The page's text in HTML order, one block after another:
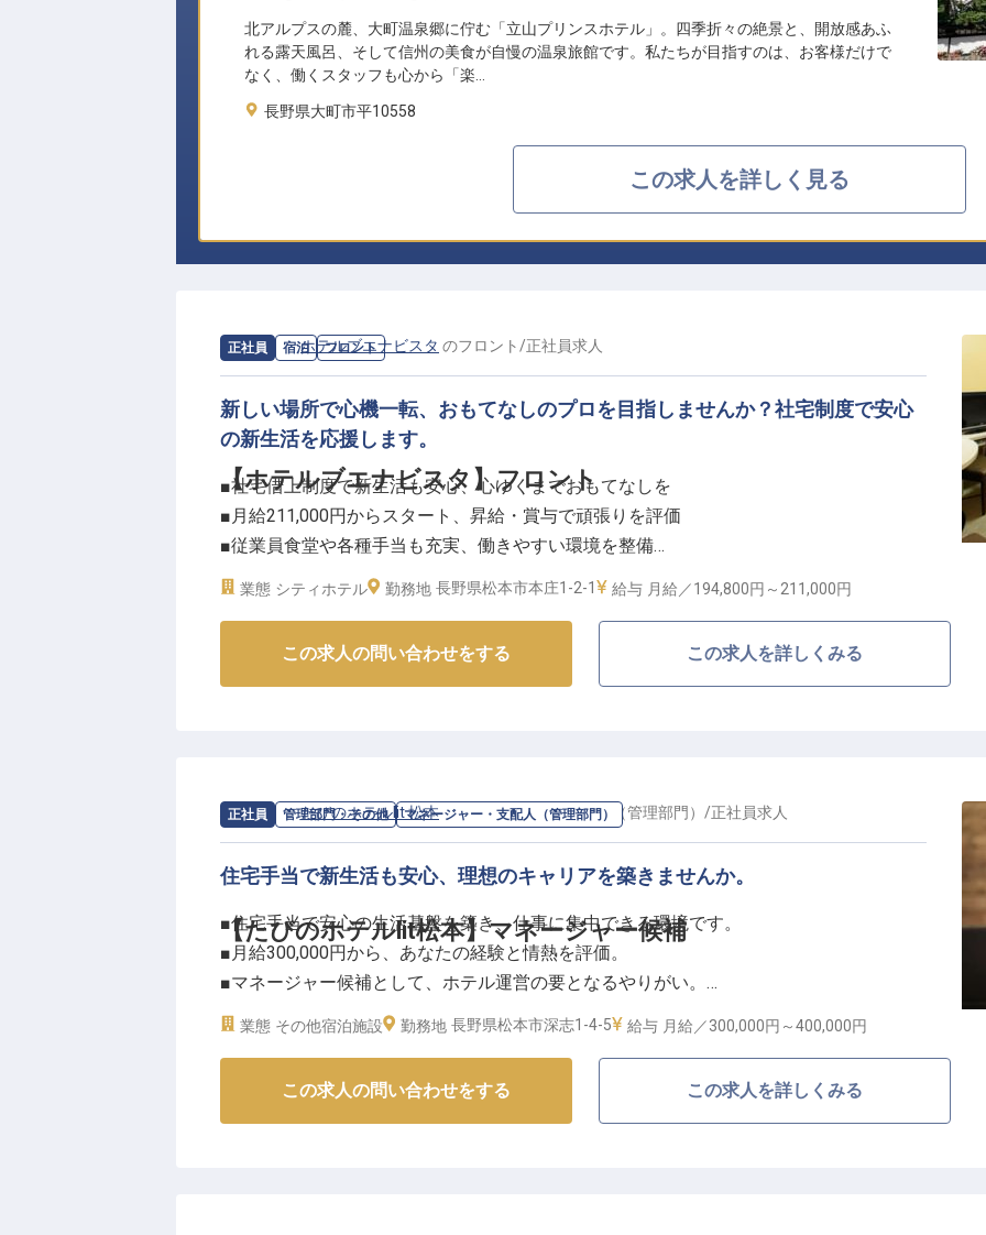
北アルプスの麓、大町温泉郷に佇む「立山プリンスホテル」。四季折々の絶景と、開放感あふ
れる露天風呂、そして信州の美食が自慢の温泉旅館です。私たちが目指すのは、お客様だけで
なく、働くスタッフも心から「楽…
長野県大町市平10558
この求人を詳しく見る
正社員 宿泊 フロント
【ホテルブエナビスタ】フロント
求人情報：ホテルブエナビスタ のフロント /正社員求人
新しい場所で心機一転、おもてなしのプロを目指しませんか？社宅制度で安心
の新生活を応援します。
■社宅借上制度で新生活も安心、心ゆくまでおもてなしを
■月給211,000円からスタート、昇給・賞与で頑張りを評価
■従業員食堂や各種手当も充実、働きやすい環境を整備
■年間休日110日、育児休暇などプライベートも大切に
お客様の笑顔のために、心を込めたおもてなしを追求する当施設。フロント業務からレス
トラン、宴会場でのサービス、さらにはメニュー企画まで、多岐にわたる業務を通じて、
貢献してください。
ーー【安心して長く働ける充実の環境】
度をはじめ、食事手当や家族手当、退職金制度など充実した福利厚生をご用意。
年間休日110日、育児休暇も取得可能で、プライベートも大切にしながらキャリアを築け
ます。共に高みを目指し、おもてなしのプロフェッショナルとして輝きませんか。
※2026年02月06日時点の情報です
業態 シティホテル 勤務地 長野県松本市本庄1-2-1 給与 月給／194,800円～ 211,000円
この求人の問い合わせをする この求人を詳しくみる
正社員 管理部門・その他 マネージャー・支配人（管理部門）
【たびのホテルlit松本】マネージャー候補
求人情報：たびのホテルlit 松本のマネージャー・支配人（管理部門） /正社員求人
住宅手当で新生活も安心、理想のキャリアを築きませんか。
■住宅手当で安心の生活基盤を築き、仕事に集中できる環境です。
■月給300,000円から、あなたの経験と情熱を評価。
■マネージャー候補として、ホテル運営の要となるやりがい。
■松本駅から徒歩4分、通勤便利な立地で毎日を快適に。
私たちは、お客様一人ひとりの旅の思い出を特別なものにするため、心からのおもてなし
を大切にしています。
業態 その他宿泊施設 勤務地 長野県松本市深志1-4-5 給与 月給／300,000円～400,000円
この求人の問い合わせをする この求人を詳しくみる